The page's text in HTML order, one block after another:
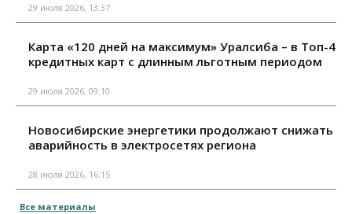
29 июля 2026, 13:37
Карта «120 дней на максимум» Уралсиба – в Топ-4
кредитных карт с длинным льготным периодом
29 июля 2026, 09:10
Новосибирские энергетики продолжают снижать
аварийность в электросетях региона
28 июля 2026, 16:15
Все материалы